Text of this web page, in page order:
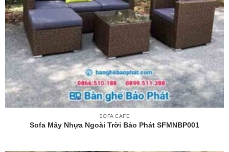
SOFA CAFE
Sofa Mây Nhựa Ngoài Trời Bảo Phát SFMNBP001